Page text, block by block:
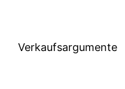
Verkaufsargumente